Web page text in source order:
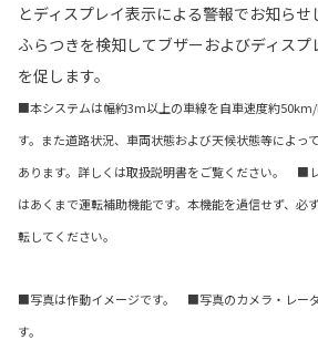
とディスプレイ表示による警報でお知らせ
ふらつきを検知してブザーおよびディス
を促します。
■本システムは幅約3m以上の車線を自車速度約
す。また道路状況、車両状態および天候状態等によっ
あります。詳しくは取扱説明書をご覧ください。 ■
はあくまで運転補助機能です。本機能を過信せず、必
転してください。
■写真は作動イメージです。 ■写真のカメラ・レー
す。